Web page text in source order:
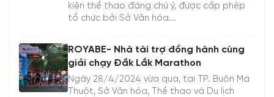
kiện thể thao đáng chú ý, được cấp phép
tổ chức bởi Sở Văn hóa...
ROYABE- Nhà tài trợ đồng hành cùng
giải chạy Đắk Lắk Marathon
Ngày 28/4/2024 vừa qua, tại TP. Buôn Ma
Thuột, Sở Văn hóa, Thể thao và Du lịch